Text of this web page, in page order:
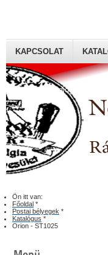
Rádiógyűjtők
KAPCSOLAT
Ön itt van:
Főoldal *
Postai bélyegek *
Katalógus *
Orion - ST1025